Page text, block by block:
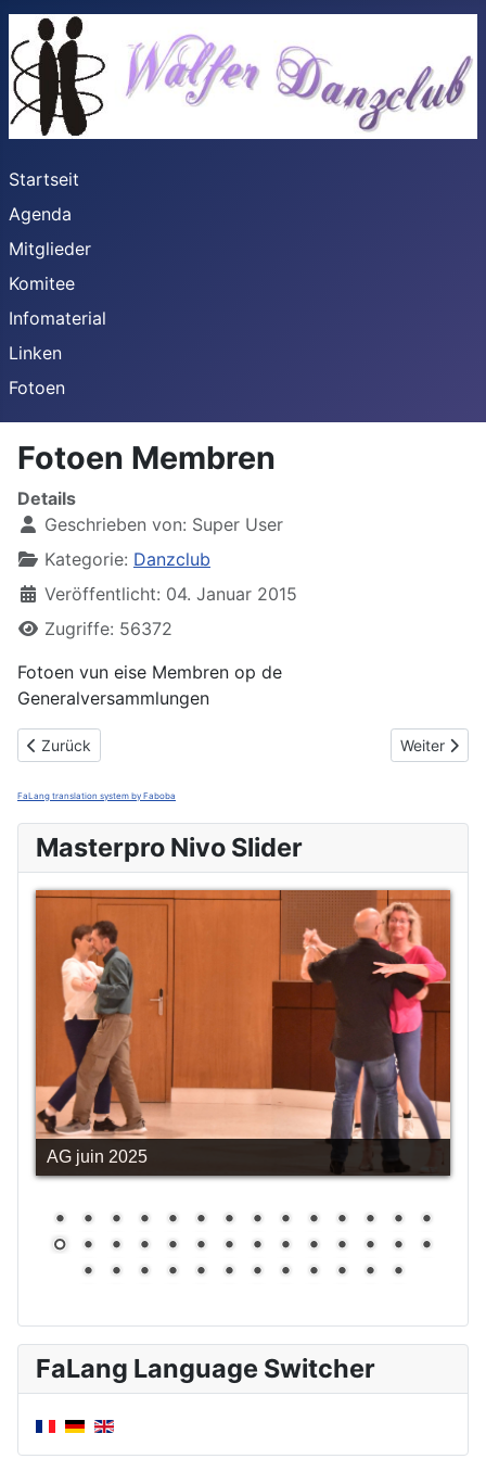
Startseit
Agenda
Mitglieder
Komitee
Infomaterial
Linken
Fotoen
Fotoen Membren
Details
Geschrieben von: Super User
Kategorie: Danzclub
Veröffentlicht: 04. Januar 2015
Zugriffe: 56372
Fotoen vun eise Membren op de
Generalversammlungen
Vorheriger Beitrag: Photos Assemblée générale 14.3.2019
Zurück Nächster
Weiter
FaLang translation system by Faboba
Masterpro Nivo Slider
AG juin 2025
FaLang Language Switcher